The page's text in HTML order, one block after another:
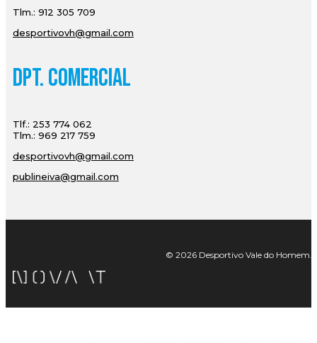
Tlm.: 912 305 709
desportivovh@gmail.com
Dpt. Comercial
Tlf.: 253 774 062
Tlm.: 969 217 759
desportivovh@gmail.com
publineiva@gmail.com
© 2026 Desportivo Vale do Homem.